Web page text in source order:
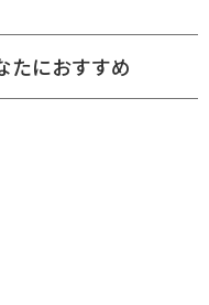
たにおすすめ